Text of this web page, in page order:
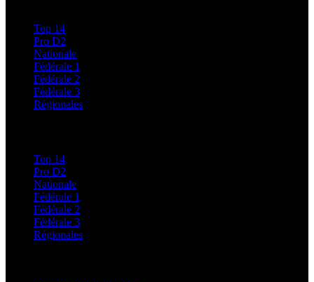
Top 14
Pro D2
Nationale
Fédérale 1
Fédérale 2
Fédérale 3
Régionales
Top 14
Pro D2
Nationale
Fédérale 1
Fédérale 2
Fédérale 3
Régionales